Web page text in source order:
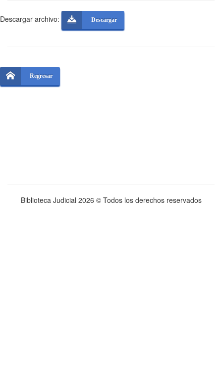
Descargar archivo: Descargar
Regresar
Biblioteca Judicial 2026 © Todos los derechos reservados